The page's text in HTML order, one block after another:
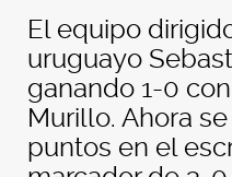
El equipo
uruguayo
ganando 1-0
Murillo. Ahora
puntos en el